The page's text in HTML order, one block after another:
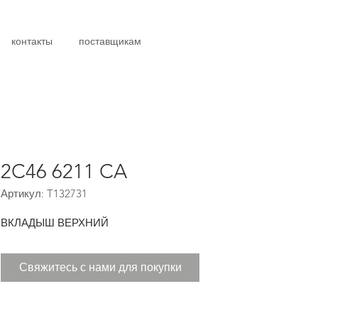
контакты поставщикам
2C46 6211 CA
Артикул: T132731
ВКЛАДЫШ ВЕРХНИЙ
Свяжитесь с нами для покупки